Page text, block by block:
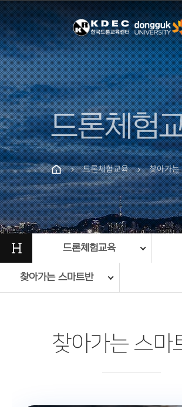
드론체험
chevron_right 드론체험교육 chevron_right 찾아가
H 드론체험교육
찾아가는 스마트반
찾아가는 스마